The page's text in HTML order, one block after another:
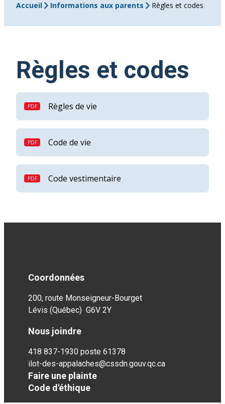
Accueil Informations aux parents Règles et codes
Règles et codes
Règles de vie
Code de vie
Code vestimentaire
Coordonnées
200, route Monseigneur-Bourget
Lévis (Québec) G6V 2Y
Nous joindre
418 837-1930 poste 61378
ilot-des-appalaches@cssdn.gouv.qc.ca
Faire une plainte
Code d'éthique